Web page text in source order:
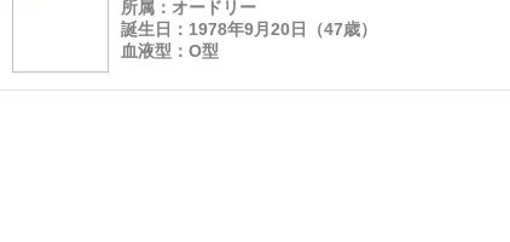
所属：オードリー
誕生日：1978年9月20日（47歳）
血液型：O型